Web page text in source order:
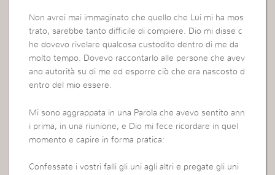
Non avrei mai immaginato che quello che Lui mi ha mos
trato, sarebbe tanto difficile di compiere. Dio mi disse c
he dovevo rivelare qualcosa custodito dentro di me da
molto tempo. Dovevo raccontarlo alle persone che avev
ano autorità su di me ed esporre ciò che era nascosto d
entro del mio essere.
Mi sono aggrappata in una Parola che avevo sentito ann
i prima, in una riunione, e Dio mi fece ricordare in quel
momento e capire in forma pratica:
Confessate i vostri falli gli uni agli altri e pregate gli uni